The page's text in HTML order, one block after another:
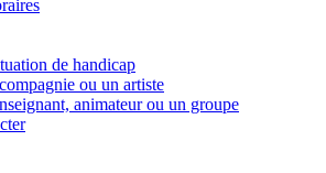
de handicap
ou un artiste
animateur ou un groupe